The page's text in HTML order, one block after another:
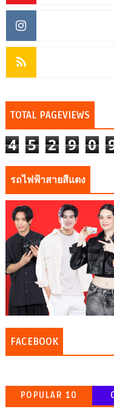
TOTAL PAGEVIEWS
4 5 2 9 0
รถไฟฟ้าสายสีแดง
FACEBOOK
POPULAR 10